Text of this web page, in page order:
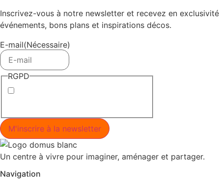
Inscrivez-vous à notre newsletter et recevez en exclusivité
événements, bons plans et inspirations décos.
E-mail(Nécessaire)
RGPD
Un centre à vivre pour imaginer, aménager et partager.
Navigation